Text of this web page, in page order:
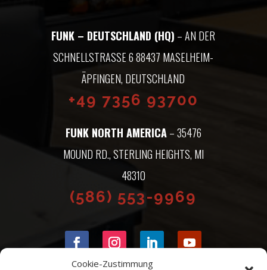
Cookie-Zustimmung
FUNK – DEUTSCHLAND (HQ) – AN DER
SCHNELLSTRASSE 6 88437 MASELHEIM-Ä
PFINGEN, DEUTSCHLAND
+49 7356 93700
FUNK NORTH AMERICA– 35476
MOUND RD., STERLING HEIGHTS, MI
48310
(586) 553-9969